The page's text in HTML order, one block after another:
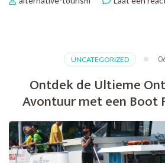
UNCATEGORIZED
Ontdek de Ultieme
Avontuur met een Boot